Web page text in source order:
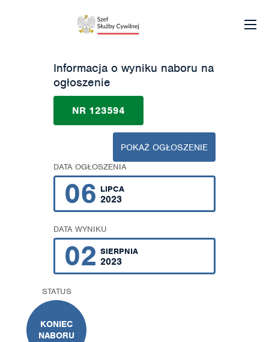
Informacja o wyniku naboru na
ogłoszenie
NR 123594
POKAŻ OGŁOSZENIE
DATA OGŁOSZENIA
06 LIPCA
2023
DATA WYNIKU
02 SIERPNIA
2023
STATUS
KONIEC
NABORU